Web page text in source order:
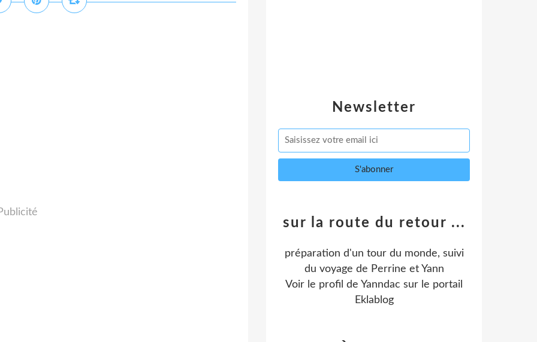
Newsletter
sur la route du retour ...
préparation d'un tour du monde, suivi
du voyage de Perrine et Yann
Voir le profil de Yanndac sur le portail
Eklablog